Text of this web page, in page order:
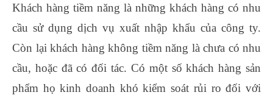
Khách hàng tiềm năng là những khách hàng có nhu
cầu sử dụng dịch vụ xuất nhập khẩu của công ty.
Còn lại khách hàng không tiềm năng là chưa có nhu
cầu, hoặc đã có đối tác. Có một số khách hàng sản
phẩm họ kinh doanh khó kiểm soát rủi ro đối với